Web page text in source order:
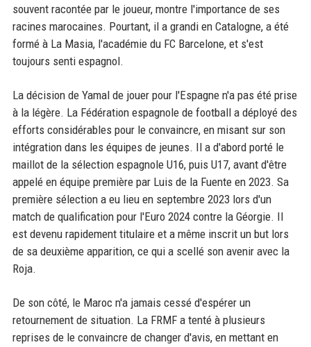
souvent racontée par le joueur, montre l'importance de ses
racines marocaines. Pourtant, il a grandi en Catalogne, a été
formé à La Masia, l'académie du FC Barcelone, et s'est
toujours senti espagnol.
La décision de Yamal de jouer pour l'Espagne n'a pas été prise
à la légère. La Fédération espagnole de football a déployé des
efforts considérables pour le convaincre, en misant sur son
intégration dans les équipes de jeunes. Il a d'abord porté le
maillot de la sélection espagnole U16, puis U17, avant d'être
appelé en équipe première par Luis de la Fuente en 2023. Sa
première sélection a eu lieu en septembre 2023 lors d'un
match de qualification pour l'Euro 2024 contre la Géorgie. Il
est devenu rapidement titulaire et a même inscrit un but lors
de sa deuxième apparition, ce qui a scellé son avenir avec la
Roja.
De son côté, le Maroc n'a jamais cessé d'espérer un
retournement de situation. La FRMF a tenté à plusieurs
reprises de le convaincre de changer d'avis, en mettant en